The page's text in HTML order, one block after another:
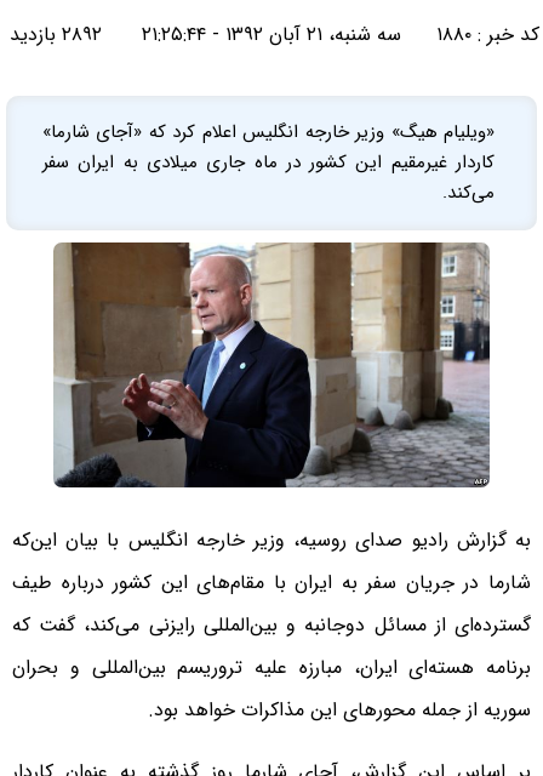
کد خبر :۱۸۸۰ سه شنبه، ۲۱ آبان ۱۳۹۲ - ۲۱:۲۵:۴۴ ۲۸۹۲ بازدید
«ویلیام هیگ» وزیر خارجه انگلیس اعلام کرد که «آجای شارما»
کاردار غیرمقیم این کشور در ماه جاری میلادی به ایران سفر
می‌کند.
به گزارش رادیو صدای روسیه، وزیر خارجه انگلیس با بیان این‌که
شارما در جریان سفر به ایران با مقام‌های این کشور درباره طیف
گسترده‌ای از مسائل دوجانبه و بین‌المللی رایزنی می‌کند، گفت که
برنامه هسته‌ای ایران، مبارزه علیه تروریسم بین‌المللی و بحران
سوریه از جمله محورهای این مذاکرات خواهد بود.